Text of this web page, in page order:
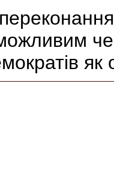
як